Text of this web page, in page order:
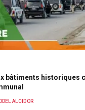
bâtiments historiques
ALCIDOR